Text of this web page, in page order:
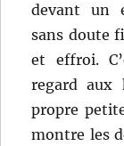
devant un
sans doute
et effroi.
regard aux
propre
montre les